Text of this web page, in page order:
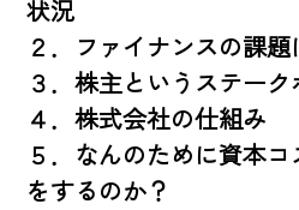
状況
２．ファイナンスの課題
３．株主というステー
４．株式会社の仕組み
５．なんのために資本
をするのか？